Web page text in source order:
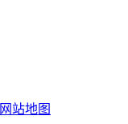
网站地图